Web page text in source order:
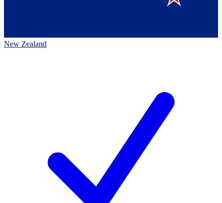
New Zealand